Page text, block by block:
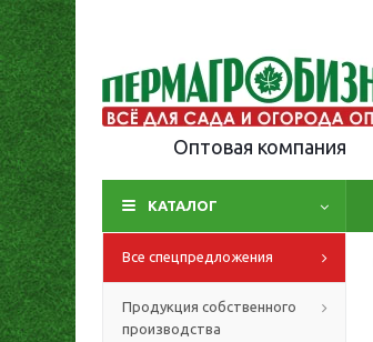
Оптовая компания
КАТАЛОГ
Все спецпредложения
Продукция собственного
производства